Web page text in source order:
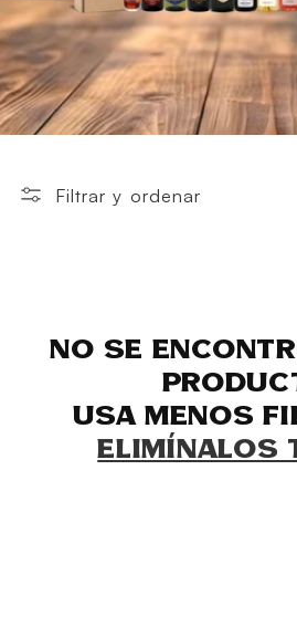
Filtrar y ordenar
No se
Usa menos
elimínalos